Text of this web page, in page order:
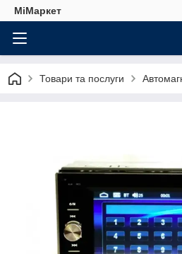
МіМаркет
Товари та послуги